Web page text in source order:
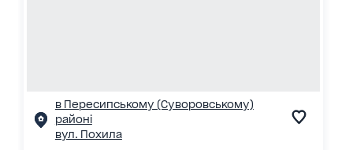
в Пересипському (Суворовському)
районі
вул. Похила